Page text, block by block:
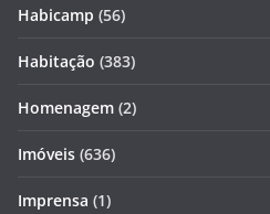
Habicamp (56)
Habitação (383)
Homenagem (2)
Imóveis (636)
Imprensa (1)